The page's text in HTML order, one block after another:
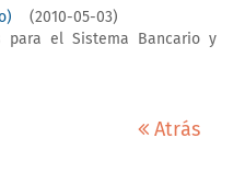
(2010-05-03)
para el Sistema Bancario y
Atrás